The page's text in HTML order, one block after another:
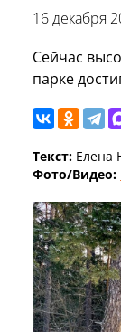
16 декабря
Сейчас
парке
Текст: Елена
Фото/Видео: